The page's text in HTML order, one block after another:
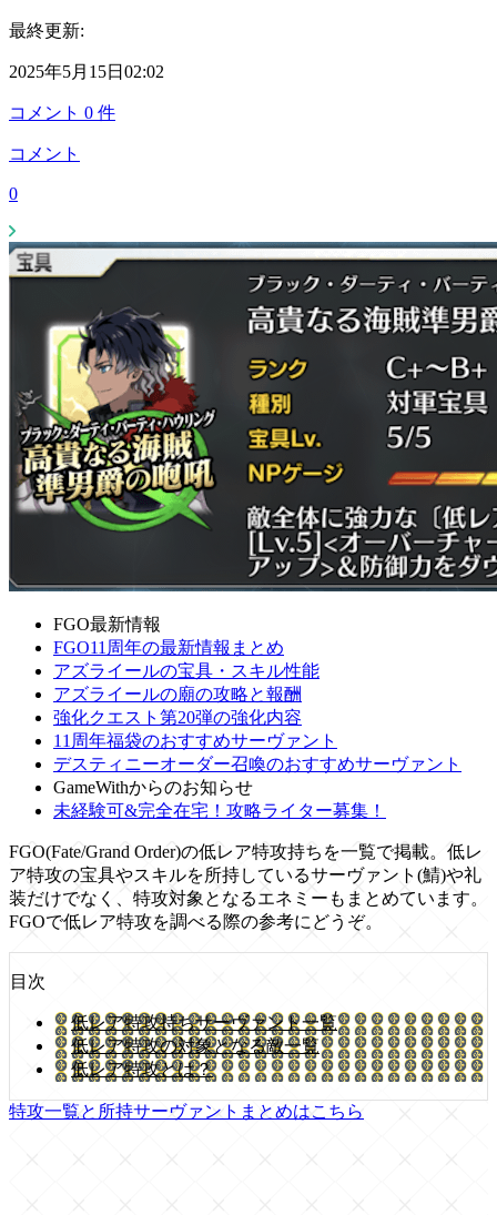
最終更新:
2025年5月15日02:02
コメント 0 件
コメント
0
FGO最新情報
FGO11周年の最新情報まとめ
アズライールの宝具・スキル性能
アズライールの廟の攻略と報酬
強化クエスト第20弾の強化内容
11周年福袋のおすすめサーヴァント
デスティニーオーダー召喚のおすすめサーヴァント
GameWithからのお知らせ
未経験可&完全在宅！攻略ライター募集！
FGO(Fate/Grand Order)の低レア特攻持ちを一覧で掲載。低レ
ア特攻の宝具やスキルを所持しているサーヴァント(鯖)や礼
装だけでなく、特攻対象となるエネミーもまとめています。
FGOで低レア特攻を調べる際の参考にどうぞ。
目次
低レア特攻持ちサーヴァント一覧
低レア特攻の対象となる敵一覧
低レア特攻とは？
特攻一覧と所持サーヴァントまとめはこちら